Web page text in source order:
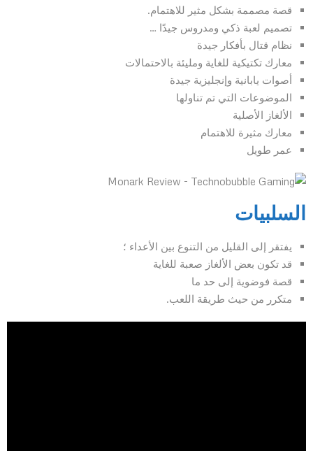
قصة مصممة بشكل مثير للاهتمام.
تصميم لعبة ذكي ومدروس جيدًا …
نظام قتال بأفكار جيدة
معارك تكتيكية للغاية ومليئة بالاحتمالات
أصوات يابانية وإنجليزية جيدة
الموضوعات التي تم تناولها
الألغاز الأصلية
معارك مثيرة للاهتمام
عمر طويل
السلبيات
يفتقر إلى القليل من التنوع بين الأعداء ؛
قد تكون بعض الألغاز صعبة للغاية
قصة فوضوية إلى حد ما
متكرر من حيث طريقة اللعب.